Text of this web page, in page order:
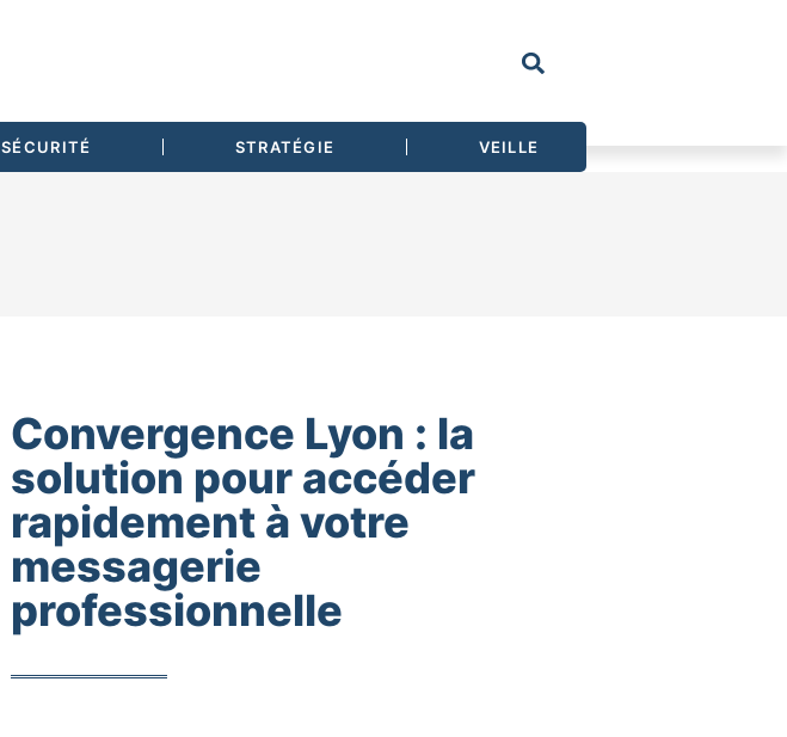
SÉCURITÉ STRATÉGIE VEILLE
Convergence Lyon : la
solution pour accéder
rapidement à votre
messagerie
professionnelle